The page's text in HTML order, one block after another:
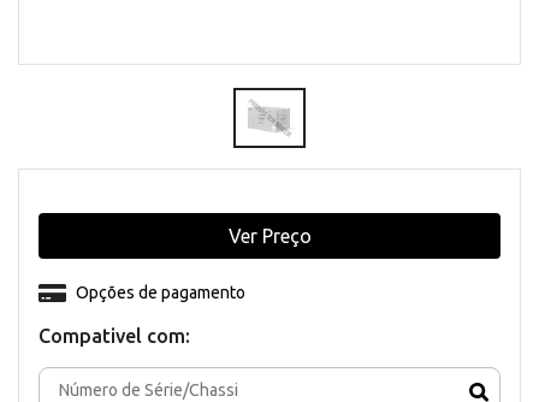
Compativel com:
Opções de pagamento
Ver Preço